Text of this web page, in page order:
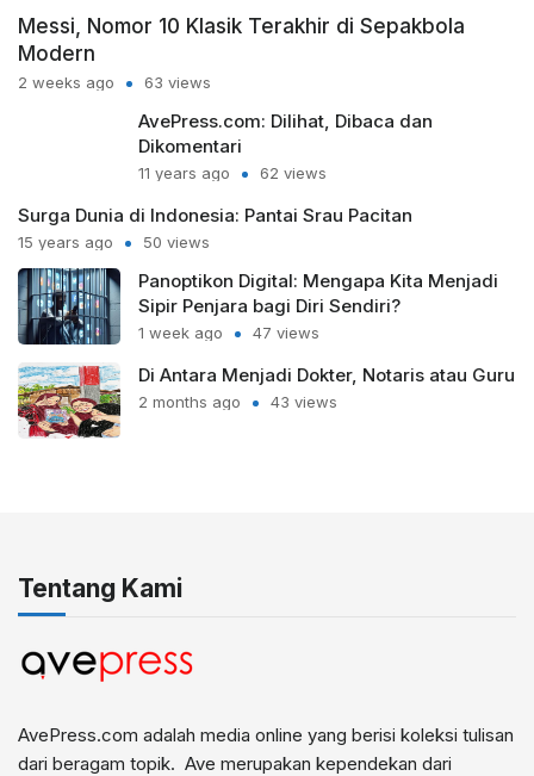
Messi, Nomor 10 Klasik Terakhir di Sepakbola
Modern
2 weeks ago 63 views
AvePress.com: Dilihat, Dibaca dan
Dikomentari
11 years ago 62 views
Surga Dunia di Indonesia: Pantai Srau Pacitan
15 years ago 50 views
Panoptikon Digital: Mengapa Kita Menjadi
Sipir Penjara bagi Diri Sendiri?
1 week ago 47 views
Di Antara Menjadi Dokter, Notaris atau Guru
2 months ago 43 views
Tentang Kami
AvePress.com adalah media online yang berisi koleksi tulisan
dari beragam topik. Ave merupakan kependekan dari